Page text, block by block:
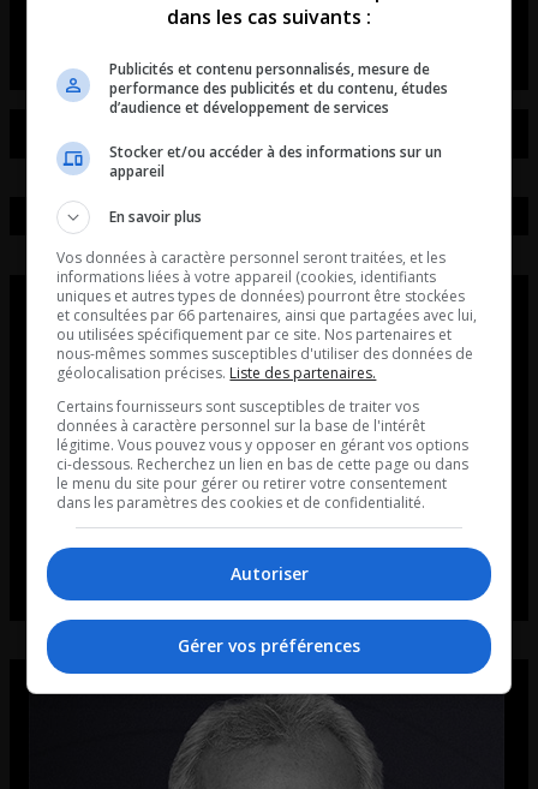
Entrevue avec Jérôme Blanchet-Gravel
dans les cas suivants :
Publicités et contenu personnalisés, mesure de
performance des publicités et du contenu, études
d’audience et développement de services
Stocker et/ou accéder à des informations sur un
appareil
En savoir plus
Vos données à caractère personnel seront traitées, et les
informations liées à votre appareil (cookies, identifiants
uniques et autres types de données) pourront être stockées
et consultées par 66 partenaires, ainsi que partagées avec lui,
ou utilisées spécifiquement par ce site. Nos partenaires et
nous-mêmes sommes susceptibles d'utiliser des données de
géolocalisation précises. Liste des partenaires.
Certains fournisseurs sont susceptibles de traiter vos
données à caractère personnel sur la base de l'intérêt
légitime. Vous pouvez vous y opposer en gérant vos options
ci-dessous. Recherchez un lien en bas de cette page ou dans
le menu du site pour gérer ou retirer votre consentement
dans les paramètres des cookies et de confidentialité.
Autoriser
Gérer vos préférences